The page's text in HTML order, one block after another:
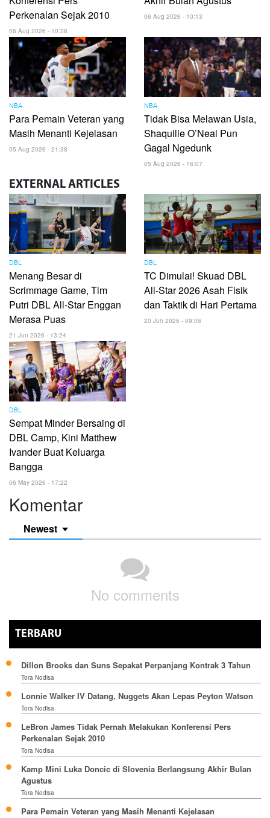
Perkenalan Sejak 2010
06 Aug 2026 - 10:28
06 Aug 2026 - 10:13
NBA
Para Pemain Veteran yang
Masih Menanti Kejelasan
05 Aug 2026 - 21:38
NBA
Tidak Bisa Melawan Usia,
Shaquille O’Neal Pun
Gagal Ngedunk
05 Aug 2026 - 16:07
EXTERNAL ARTICLES
DBL
Menang Besar di
Scrimmage Game, Tim
Putri DBL All-Star Enggan
Merasa Puas
21 Jun 2026 - 13:24
DBL
TC Dimulai! Skuad DBL
All-Star 2026 Asah Fisik
dan Taktik di Hari Pertama
20 Jun 2026 - 09:06
DBL
Sempat Minder Bersaing di
DBL Camp, Kini Matthew
Ivander Buat Keluarga
Bangga
06 May 2026 - 17:22
Komentar
Newest
No comments
TERBARU
Dillon Brooks dan Suns Sepakat Perpanjang Kontrak 3 Tahun
Tora Nodisa
Lonnie Walker IV Datang, Nuggets Akan Lepas Peyton Watson
Tora Nodisa
LeBron James Tidak Pernah Melakukan Konferensi Pers
Perkenalan Sejak 2010
Tora Nodisa
Kamp Mini Luka Doncic di Slovenia Berlangsung Akhir Bulan
Agustus
Tora Nodisa
Para Pemain Veteran yang Masih Menanti Kejelasan